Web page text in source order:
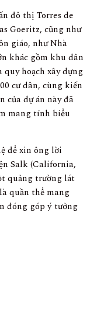
đô thị Torres de
Goeritz, cũng như
giáo, như Nhà
khác gồm khu dân
hoạch xây dựng
cư dân, cùng kiến
của dự án này đã
mang tính biểu
để xin ông lời
Salk (California,
quảng trường lát
quần thể mang
đóng góp ý tưởng